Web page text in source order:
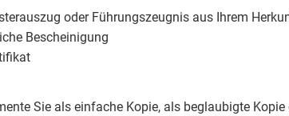
oder Führungszeugnis aus Ihrem
Bescheinigung
Sie als einfache Kopie, als beglaubigte Kopie